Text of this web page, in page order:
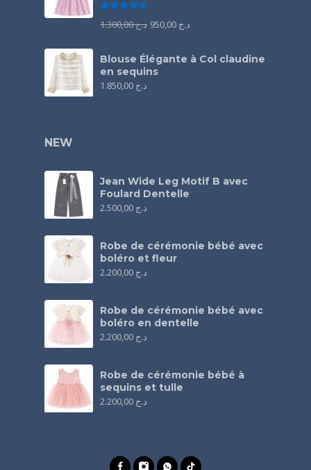
د.ج1.300,00 د.ج
Blouse Élégante à Col claudine
en sequins
د.ج
NEW
Jean Wide Leg Motif B avec
Foulard Dentelle
د.ج
Robe de cérémonie bébé avec
boléro et fleur
د.ج
Robe de cérémonie bébé avec
boléro en dentelle
د.ج
Robe de cérémonie bébé à
sequins et tulle
د.ج